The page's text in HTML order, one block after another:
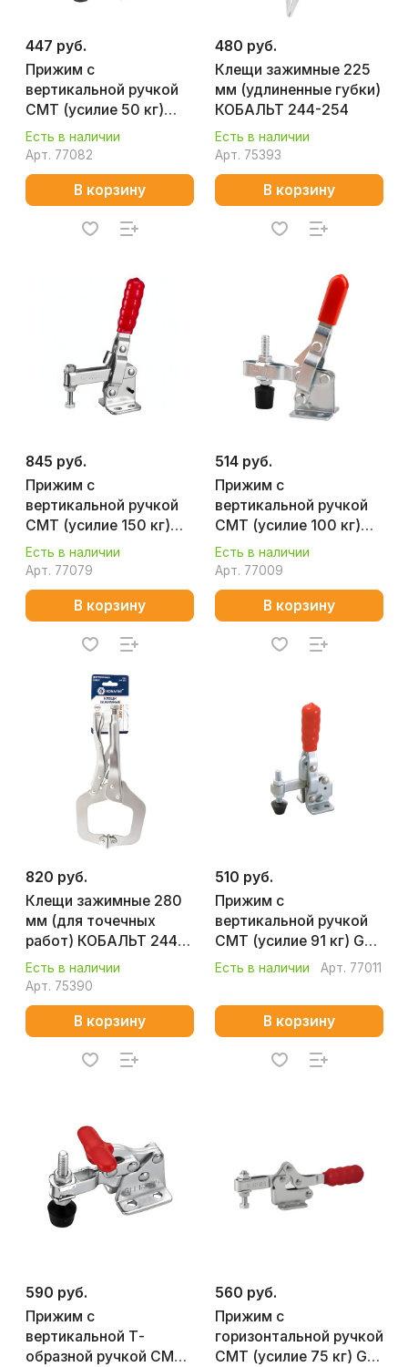
447 руб.
Прижим с
вертикальной ручкой
CMT (усилие 50 кг)
GH-101-A
Есть в наличии
Арт. 77082
В корзину
480 руб.
Клещи зажимные 225
мм (удлиненные губки)
КОБАЛЬТ 244-254
Есть в наличии
Арт. 75393
В корзину
845 руб.
Прижим с
вертикальной ручкой
CMT (усилие 150 кг)
GH-12002-B
Есть в наличии
Арт. 77079
В корзину
514 руб.
Прижим с
вертикальной ручкой
CMT (усилие 100 кг)
GH-102-B
Есть в наличии
Арт. 77009
В корзину
820 руб.
Клещи зажимные 280
мм (для точечных
работ) КОБАЛЬТ 244-
285
Есть в наличии
Арт. 75390
В корзину
510 руб.
Прижим с
вертикальной ручкой
CMT (усилие 91 кг) GH-
12050
Есть в наличии Арт. 77011
В корзину
590 руб.
Прижим с
вертикальной Т-
образной ручкой CMT
560 руб.
Прижим с
горизонтальной ручкой
CMT (усилие 75 кг) GH-